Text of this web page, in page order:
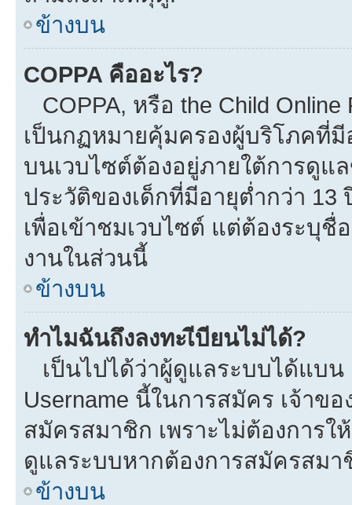
ข้างบน
COPPA คืออะไร?
COPPA, หรือ the Child Online
เป็นกฏหมายคุ้มครองผู้บริโภคที่มี
บนเวบไซต์ต้องอยู่ภายใต้การดูแ
ประวัติของเด็กที่มีอายุต่ำกว่า
เพื่อเข้าชมเวบไซต์ แต่ต้องระบุชื่
งานในส่วนนี้
ข้างบน
ทำไมฉันถึงลงทะเีบียนไม่ได้?
เป็นไปได้ว่าผู้ดูแลระบบได้แบน
Username นี้ในการสมัคร เจ้าข
สมัครสมาชิก เพราะไม่ต้องการ
ดูแลระบบหากต้องการสมัครสมา
ข้างบน